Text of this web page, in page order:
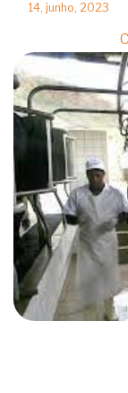
14, junho, 2023